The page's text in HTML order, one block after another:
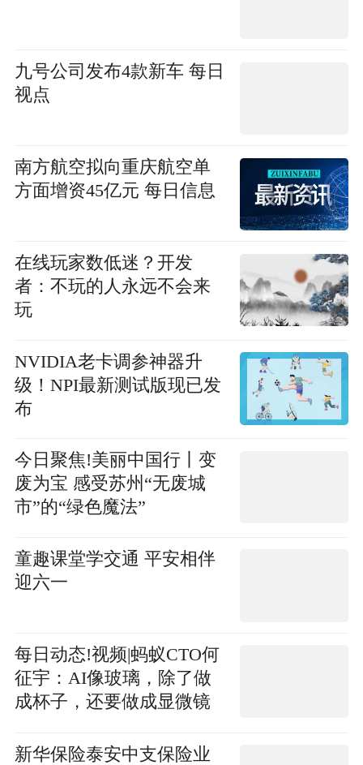
九号公司发布4款新车 每日
视点
南方航空拟向重庆航空单
方面增资45亿元 每日信息
在线玩家数低迷？开发
者：不玩的人永远不会来
玩
NVIDIA老卡调参神器升
级！NPI最新测试版现已发
布
今日聚焦!美丽中国行丨变
废为宝 感受苏州“无废城
市”的“绿色魔法”
童趣课堂学交通 平安相伴
迎六一
每日动态!视频|蚂蚁CTO何
征宇：AI像玻璃，除了做
成杯子，还要做成显微镜
新华保险泰安中支保险业